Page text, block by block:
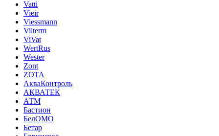
Vatti
Vieir
Viessmann
Vilterm
ViVat
WertRus
Wester
Zont
ZOTA
АкваКонтроль
АКВАТЕК
АТМ
Бастион
БелОМО
Бетар